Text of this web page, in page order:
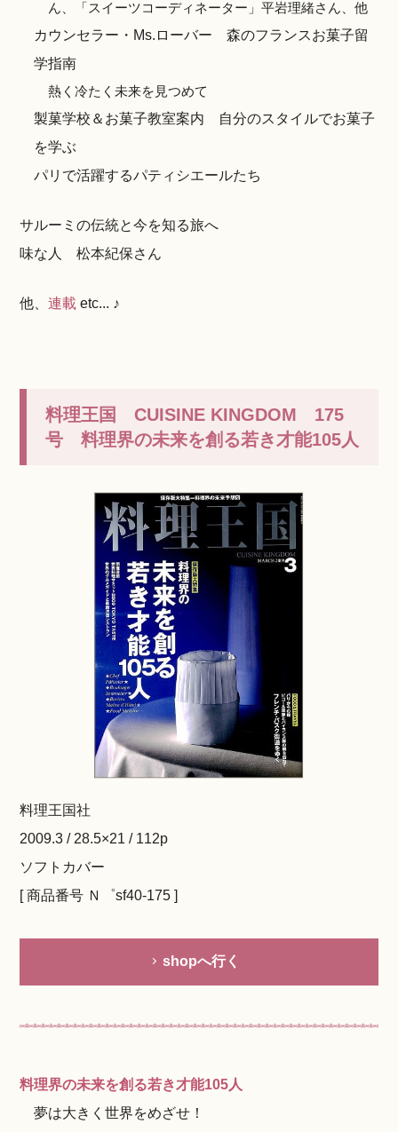
ん、「スイーツコーディネーター」平岩理緒さん、他
カウンセラー・Ms.ローバー 森のフランスお菓子留
学指南
熱く冷たく未来を見つめて
製菓学校＆お菓子教室案内 自分のスタイルでお菓子
を学ぶ
パリで活躍するパティシエールたち
サルーミの伝統と今を知る旅へ
味な人 松本紀保さん
他、連載 etc... ♪
料理王国 CUISINE KINGDOM 175
号 料理界の未来を創る若き才能105人
料理王国社
2009.3 / 28.5×21 / 112p
ソフトカバー
[ 商品番号 Ｎ゜sf40-175 ]
shopへ行く
料理界の未来を創る若き才能105人
夢は大きく世界をめざせ！